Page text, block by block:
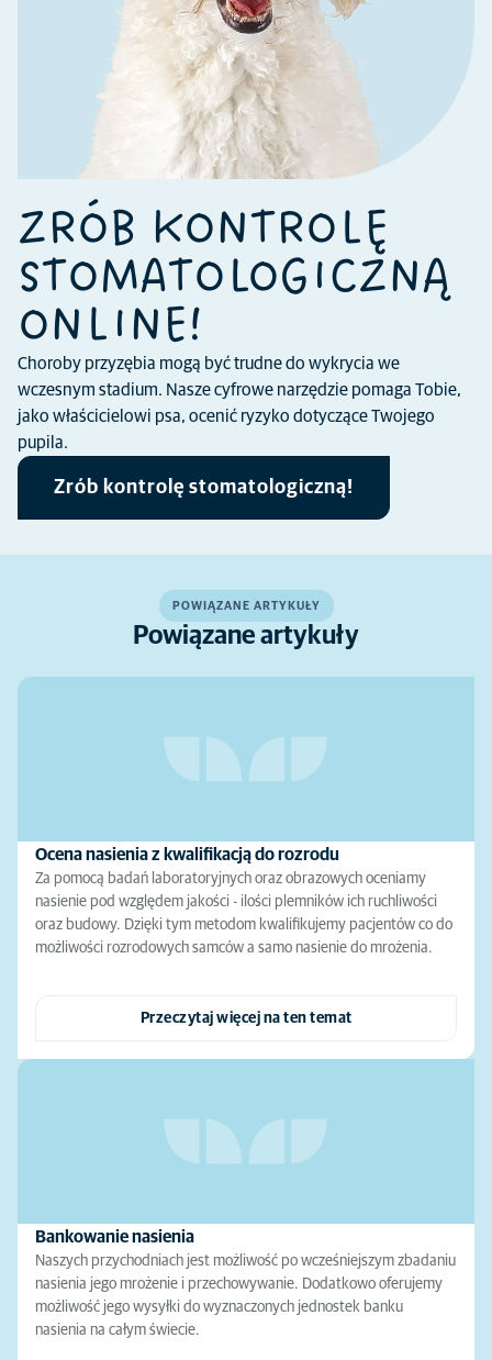
ZRÓB KONTROLĘ
STOMATOLOGICZNĄ
ONLINE!
Choroby przyzębia mogą być trudne do wykrycia we
wczesnym stadium. Nasze cyfrowe narzędzie pomaga Tobie,
jako właścicielowi psa, ocenić ryzyko dotyczące Twojego
pupila.
Zrób kontrolę stomatologiczną!
POWIĄZANE ARTYKUŁY
Powiązane artykuły
Ocena nasienia z kwalifikacją do rozrodu
Za pomocą badań laboratoryjnych oraz obrazowych oceniamy
nasienie pod względem jakości - ilości plemników ich ruchliwości
oraz budowy. Dzięki tym metodom kwalifikujemy pacjentów co do
możliwości rozrodowych samców a samo nasienie do mrożenia.
Przeczytaj więcej na ten temat
Bankowanie nasienia
Naszych przychodniach jest możliwość po wcześniejszym zbadaniu
nasienia jego mrożenie i przechowywanie. Dodatkowo oferujemy
możliwość jego wysyłki do wyznaczonych jednostek banku
nasienia na całym świecie.